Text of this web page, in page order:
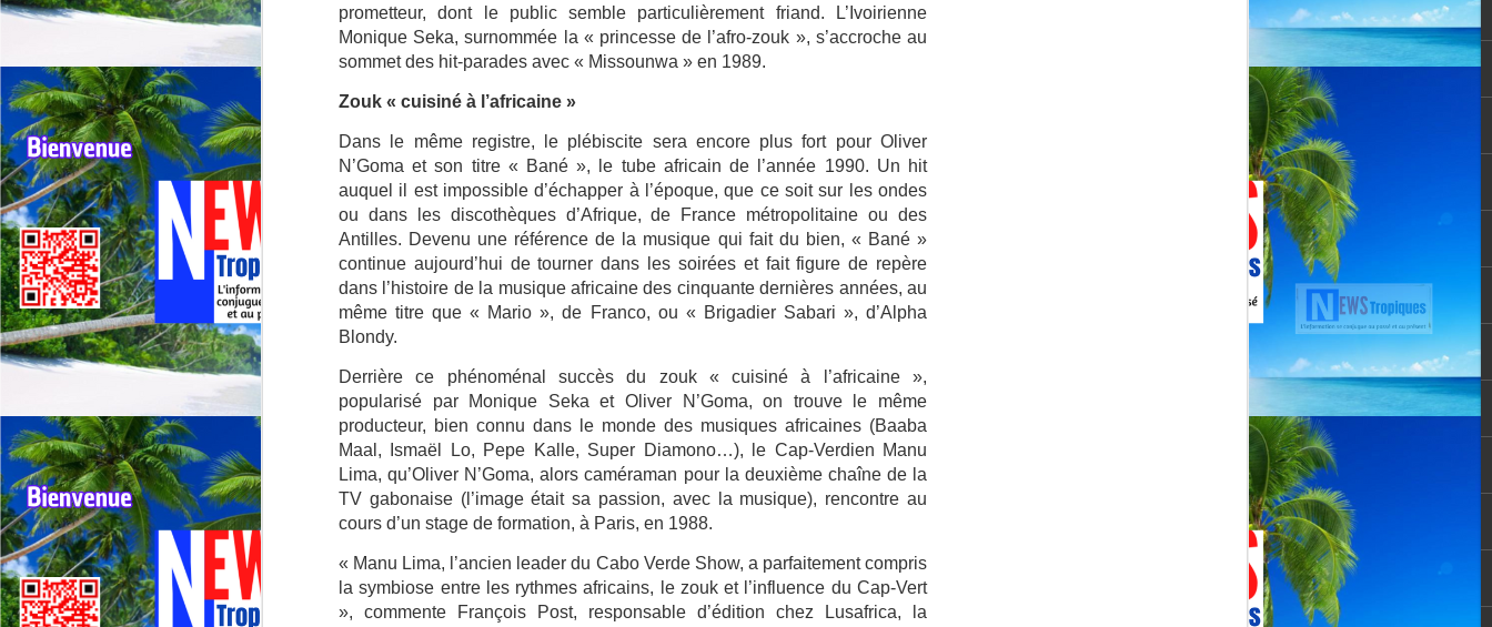
prometteur, dont le public semble particulièrement friand. L’Ivoirienne
Monique Seka, surnommée la « princesse de l’afro-zouk », s’accroche au
sommet des hit-parades avec « Missounwa » en 1989.
Zouk « cuisiné à l’africaine »
Dans le même registre, le plébiscite sera encore plus fort pour Oliver
N’Goma et son titre « Bané », le tube africain de l’année 1990. Un hit
auquel il est impossible d’échapper à l’époque, que ce soit sur les ondes
ou dans les discothèques d’Afrique, de France métropolitaine ou des
Antilles. Devenu une référence de la musique qui fait du bien, « Bané »
continue aujourd’hui de tourner dans les soirées et fait figure de repère
dans l’histoire de la musique africaine des cinquante dernières années, au
même titre que « Mario », de Franco, ou « Brigadier Sabari », d’Alpha
Blondy.
Derrière ce phénoménal succès du zouk « cuisiné à l’africaine »,
popularisé par Monique Seka et Oliver N’Goma, on trouve le même
producteur, bien connu dans le monde des musiques africaines (Baaba
Maal, Ismaël Lo, Pepe Kalle, Super Diamono…), le Cap-Verdien­ Manu
Lima, qu’Oliver N’Goma, alors caméraman pour la deuxième chaîne de la
TV gabonaise (l’image était sa passion, avec la musique), rencontre au
cours d’un stage de formation, à Paris, en 1988.
« Manu Lima, l’ancien leader du Cabo Verde Show, a parfaitement compris
la symbiose entre les rythmes africains, le zouk et l’influence du Cap-Vert
», commente François Post, responsable d’édition chez Lusafrica, la
La voix martiniquaise qui réécrit l’histoire du sport et des
discriminations.
Né en 1962 au Saint‑Esprit en Martinique, Mathieu Méranville s’est
imposé comme l’un des journalistes sportifs les plus respectés de
JUL
12
Hermann Rose‑Elie : sa famille met fin aux rumeurs et
appelle au respect.
HERMANN ROSE‑ELIE : la famille met fin aux rumeurs et appelle au
respect.
Dans un communiqué diffusé ce vendredi 10 juillet 2026, la famille du
journaliste martiniquais Hermann Rose‑Elie, rédacteur en chef à RCI
Guadeloupe depuis octobre 2025, a tenu à stopper la vague de
spéculations qui circule depuis plusieurs jours sur les réseaux sociaux.
JUL
11
MICHEL ALIBO : Le maître martiniquais de la basse
qui a révolutionné le son caribéen.
⭐ MICHEL ALIBO : Le maître martiniquais de la basse qui a
révolutionné le son caribéen.
Le bassiste et contrebassiste martiniquais Michel Alibo, né le 14 avril
de ces architectes du son dont l’influence dépasse largement les
frontières des Antilles.